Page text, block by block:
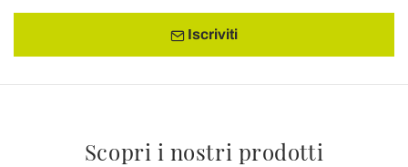
Iscriviti
Scopri i nostri prodotti